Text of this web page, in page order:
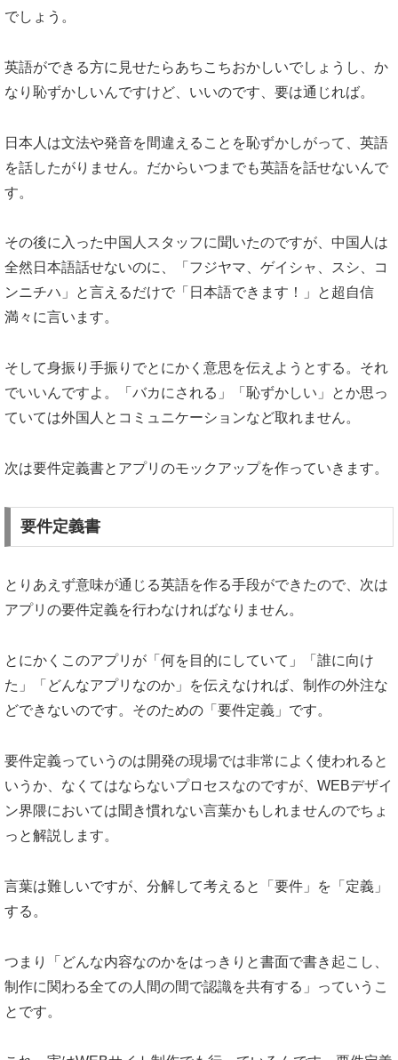
でしょう。
英語ができる方に見せたらあちこちおかしいでしょうし、か
なり恥ずかしいんですけど、いいのです、要は通じれば。
日本人は文法や発音を間違えることを恥ずかしがって、英語
を話したがりません。だからいつまでも英語を話せないんで
す。
その後に入った中国人スタッフに聞いたのですが、中国人は
全然日本語話せないのに、「フジヤマ、ゲイシャ、スシ、コ
ンニチハ」と言えるだけで「日本語できます！」と超自信
満々に言います。
そして身振り手振りでとにかく意思を伝えようとする。それ
でいいんですよ。「バカにされる」「恥ずかしい」とか思っ
ていては外国人とコミュニケーションなど取れません。
次は要件定義書とアプリのモックアップを作っていきます。
要件定義書
とりあえず意味が通じる英語を作る手段ができたので、次は
アプリの要件定義を行わなければなりません。
とにかくこのアプリが「何を目的にしていて」「誰に向け
た」「どんなアプリなのか」を伝えなければ、制作の外注な
どできないのです。そのための「要件定義」です。
要件定義っていうのは開発の現場では非常によく使われると
いうか、なくてはならないプロセスなのですが、WEBデザイ
ン界隈においては聞き慣れない言葉かもしれませんのでちょ
っと解説します。
言葉は難しいですが、分解して考えると「要件」を「定義」
する。
つまり「どんな内容なのかをはっきりと書面で書き起こし、
制作に関わる全ての人間の間で認識を共有する」っていうこ
とです。